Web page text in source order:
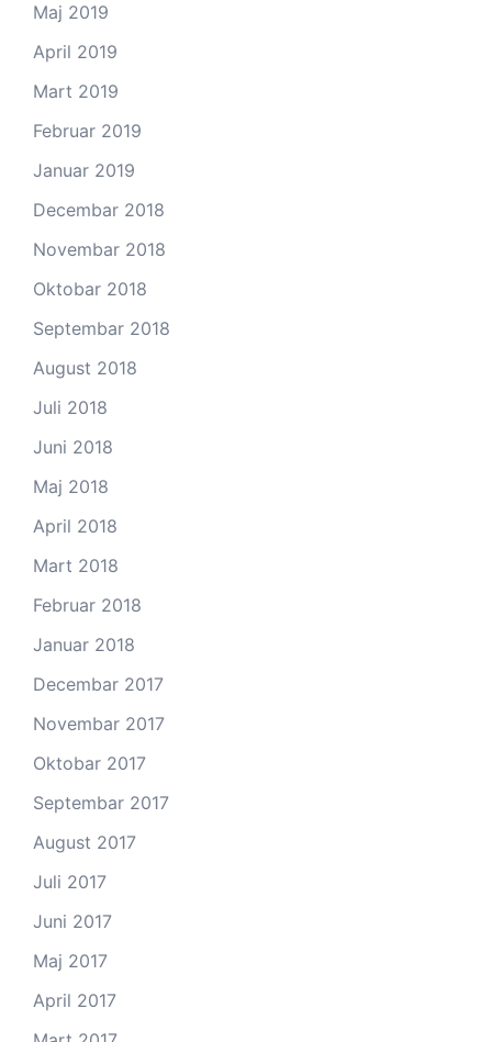
Maj 2019
April 2019
Mart 2019
Februar 2019
Januar 2019
Decembar 2018
Novembar 2018
Oktobar 2018
Septembar 2018
August 2018
Juli 2018
Juni 2018
Maj 2018
April 2018
Mart 2018
Februar 2018
Januar 2018
Decembar 2017
Novembar 2017
Oktobar 2017
Septembar 2017
August 2017
Juli 2017
Juni 2017
Maj 2017
April 2017